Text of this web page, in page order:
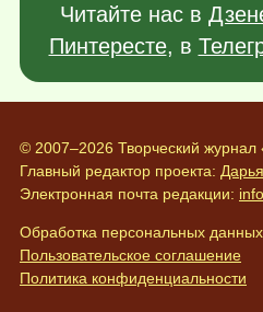
Читайте нас в
Пинтересте, в
© 2007–2026 Творческий журнал
Главный редактор проекта:
Электронная почта редакции:
Обработка персональных
Пользовательское соглашение
Политика конфиденциальности